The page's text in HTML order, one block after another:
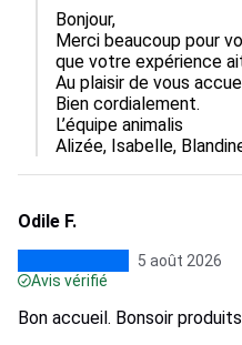
Bonjour,
Merci beaucoup pour
que votre expérience
Au plaisir de vous
Bien cordialement.
L’équipe animalis
Alizée, Isabelle,
Odile F.
5 août 2026
Avis vérifié
Bon accueil. Bonsoir produits